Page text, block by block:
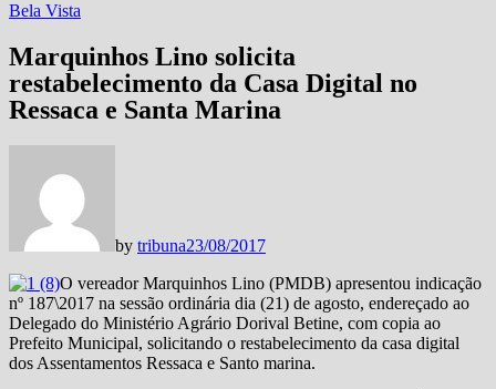
Bela Vista
Marquinhos Lino solicita
restabelecimento da Casa Digital no
Ressaca e Santa Marina
by tribuna23/08/2017
O vereador Marquinhos Lino (PMDB) apresentou indicação
nº 187\2017 na sessão ordinária dia (21) de agosto, endereçado ao
Delegado do Ministério Agrário Dorival Betine, com copia ao
Prefeito Municipal, solicitando o restabelecimento da casa digital
dos Assentamentos Ressaca e Santo marina.